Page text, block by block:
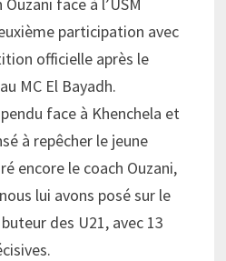
participation avec
officielle après le
MC El Bayadh.
face à Khenchela et
à repêcher le jeune
encore le coach Ouzani,
lui avons posé sur le
des U21, avec 13